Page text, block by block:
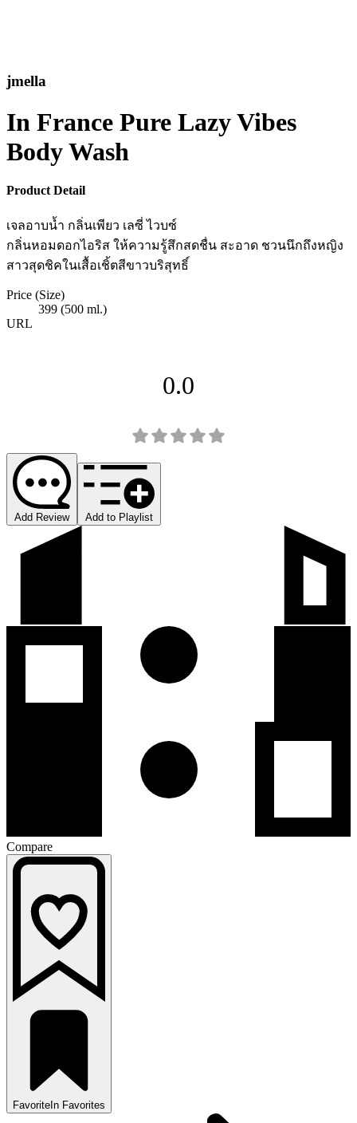
jmella
In France Pure Lazy Vibes
Body Wash
Product Detail
เจลอาบน้ำ กลิ่นเพียว เลซี่ ไวบซ์
กลิ่นหอมดอกไอริส ให้ความรู้สึกสดชื่น สะอาด ชวนนึกถึงหญิง
สาวสุดชิคในเสื้อเชิ้ตสีขาวบริสุทธิ์
Price (Size)
399 (500 ml.)
URL
0.0
Add Review Add to Playlist
Compare
Favorite In Favorites